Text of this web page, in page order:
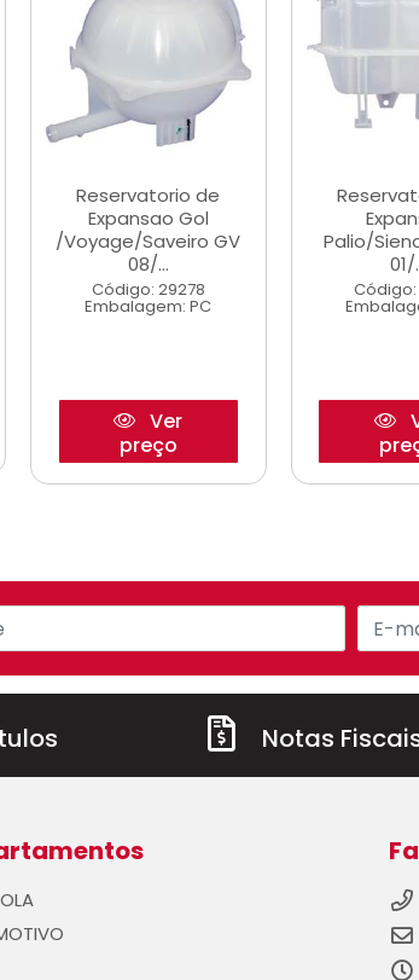
Reservatorio de
Expansao Gol
/Voyage/Saveiro GV
08/...
Código: 29278
Embalagem: PC
Ver
preço
Palio/
01/
Código:
Notas